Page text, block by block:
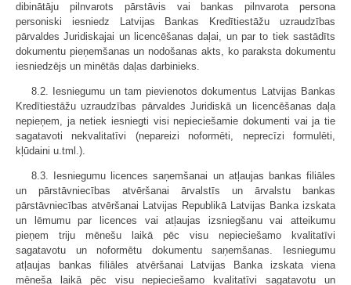
dibinātāju pilnvarots pārstāvis vai bankas pilnvarota persona
personiski iesniedz Latvijas Bankas Kredītiestāžu uzraudzības
pārvaldes Juridiskajai un licencēšanas daļai, un par to tiek sastādīts
dokumentu pieņemšanas un nodošanas akts, ko paraksta dokumentu
iesniedzējs un minētās daļas darbinieks.
8.2. Iesniegumu un tam pievienotos dokumentus Latvijas Bankas
Kredītiestāžu uzraudzības pārvaldes Juridiskā un licencēšanas daļa
nepieņem, ja netiek iesniegti visi nepieciešamie dokumenti vai ja tie
sagatavoti nekvalitatīvi (nepareizi noformēti, neprecīzi formulēti,
kļūdaini u.tml.).
8.3. Iesniegumu licences saņemšanai un atļaujas bankas filiāles
un pārstāvniecības atvēršanai ārvalstīs un ārvalstu bankas
pārstāvniecības atvēršanai Latvijas Republikā Latvijas Banka izskata
un lēmumu par licences vai atļaujas izsniegšanu vai atteikumu
pieņem triju mēnešu laikā pēc visu nepieciešamo kvalitatīvi
sagatavotu un noformētu dokumentu saņemšanas. Iesniegumu
atļaujas bankas filiāles atvēršanai Latvijas Banka izskata viena
mēneša laikā pēc visu nepieciešamo kvalitatīvi sagatavotu un